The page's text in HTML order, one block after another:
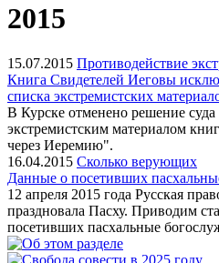
2015
15.07.2015 Противодействие
Книга Свидетелей Иеговы
списка экстремистских
В Курске отменено решение
экстремистским материалом
через Иеремию".
16.04.2015 Сколько верующих
Данные о посетивших
12 апреля 2015 года Русская
праздновала Пасху. Приводим
посетивших пасхальные